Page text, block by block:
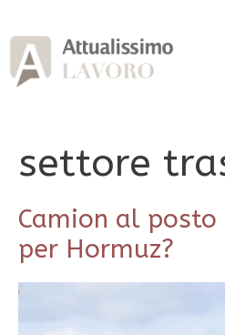
al
contenuto
settore
Camion al
per Hormuz?